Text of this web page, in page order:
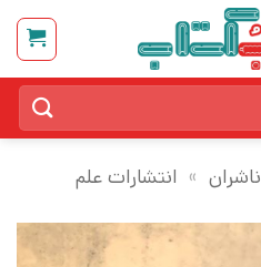
ناشران » انتشارات علم